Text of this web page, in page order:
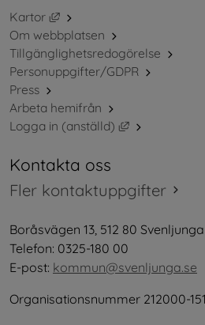
Kartor
Länk till annan webbplats,
Om webbplatsen
Tillgänglighetsredogörelse
Personuppgifter/GDPR
Press
Arbeta hemifrån
Logga in (anställd)
Länk till
Kontakta oss
Fler kontaktuppgifter
Boråsvägen 13, 512 80 Svenljunga
Telefon: 0325-180 00
E-post: kommun@svenljunga.se
Organisationsnummer 212000-